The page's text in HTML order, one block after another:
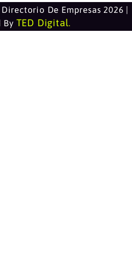
Directorio De Empresas 2026 |
By TED Digital.